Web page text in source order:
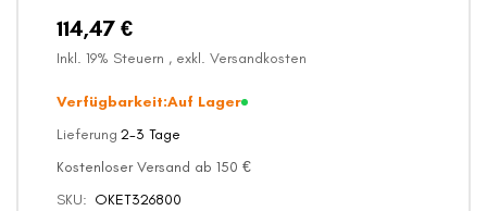
Bildergalerie
springen114,47 €
Inkl. 19% Steuern , exkl. Versandkosten
Verfügbarkeit:Auf Lager
Lieferung 2-3 Tage
Kostenloser Versand ab 150 €
SKU OKET326800